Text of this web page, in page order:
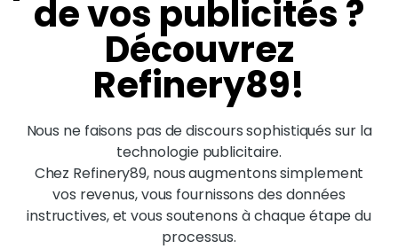
de vos publicités ?
Découvrez
Refinery89!
Nous ne faisons pas de discours sophistiqués sur la
technologie publicitaire.
Chez Refinery89, nous augmentons simplement
vos revenus, vous fournissons des données
instructives, et vous soutenons à chaque étape du
processus.